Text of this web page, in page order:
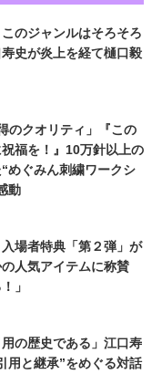
このジャンルはそろそろ
史が炎上を経て樋口毅
のクオリティ」『この
福を！』10万針以上の
めぐみん刺繍ワークシ
動
場者特典「第２弾」が
人気アイテムに称賛
」
用の歴史である」江口寿
用と継承”をめぐる対話